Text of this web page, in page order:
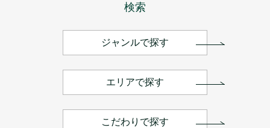
検索
ジャンルで探す
エリアで探す
こだわりで探す